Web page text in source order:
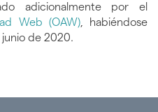
adicionalmente por el
Web (OAW), habiéndose
junio de 2020.